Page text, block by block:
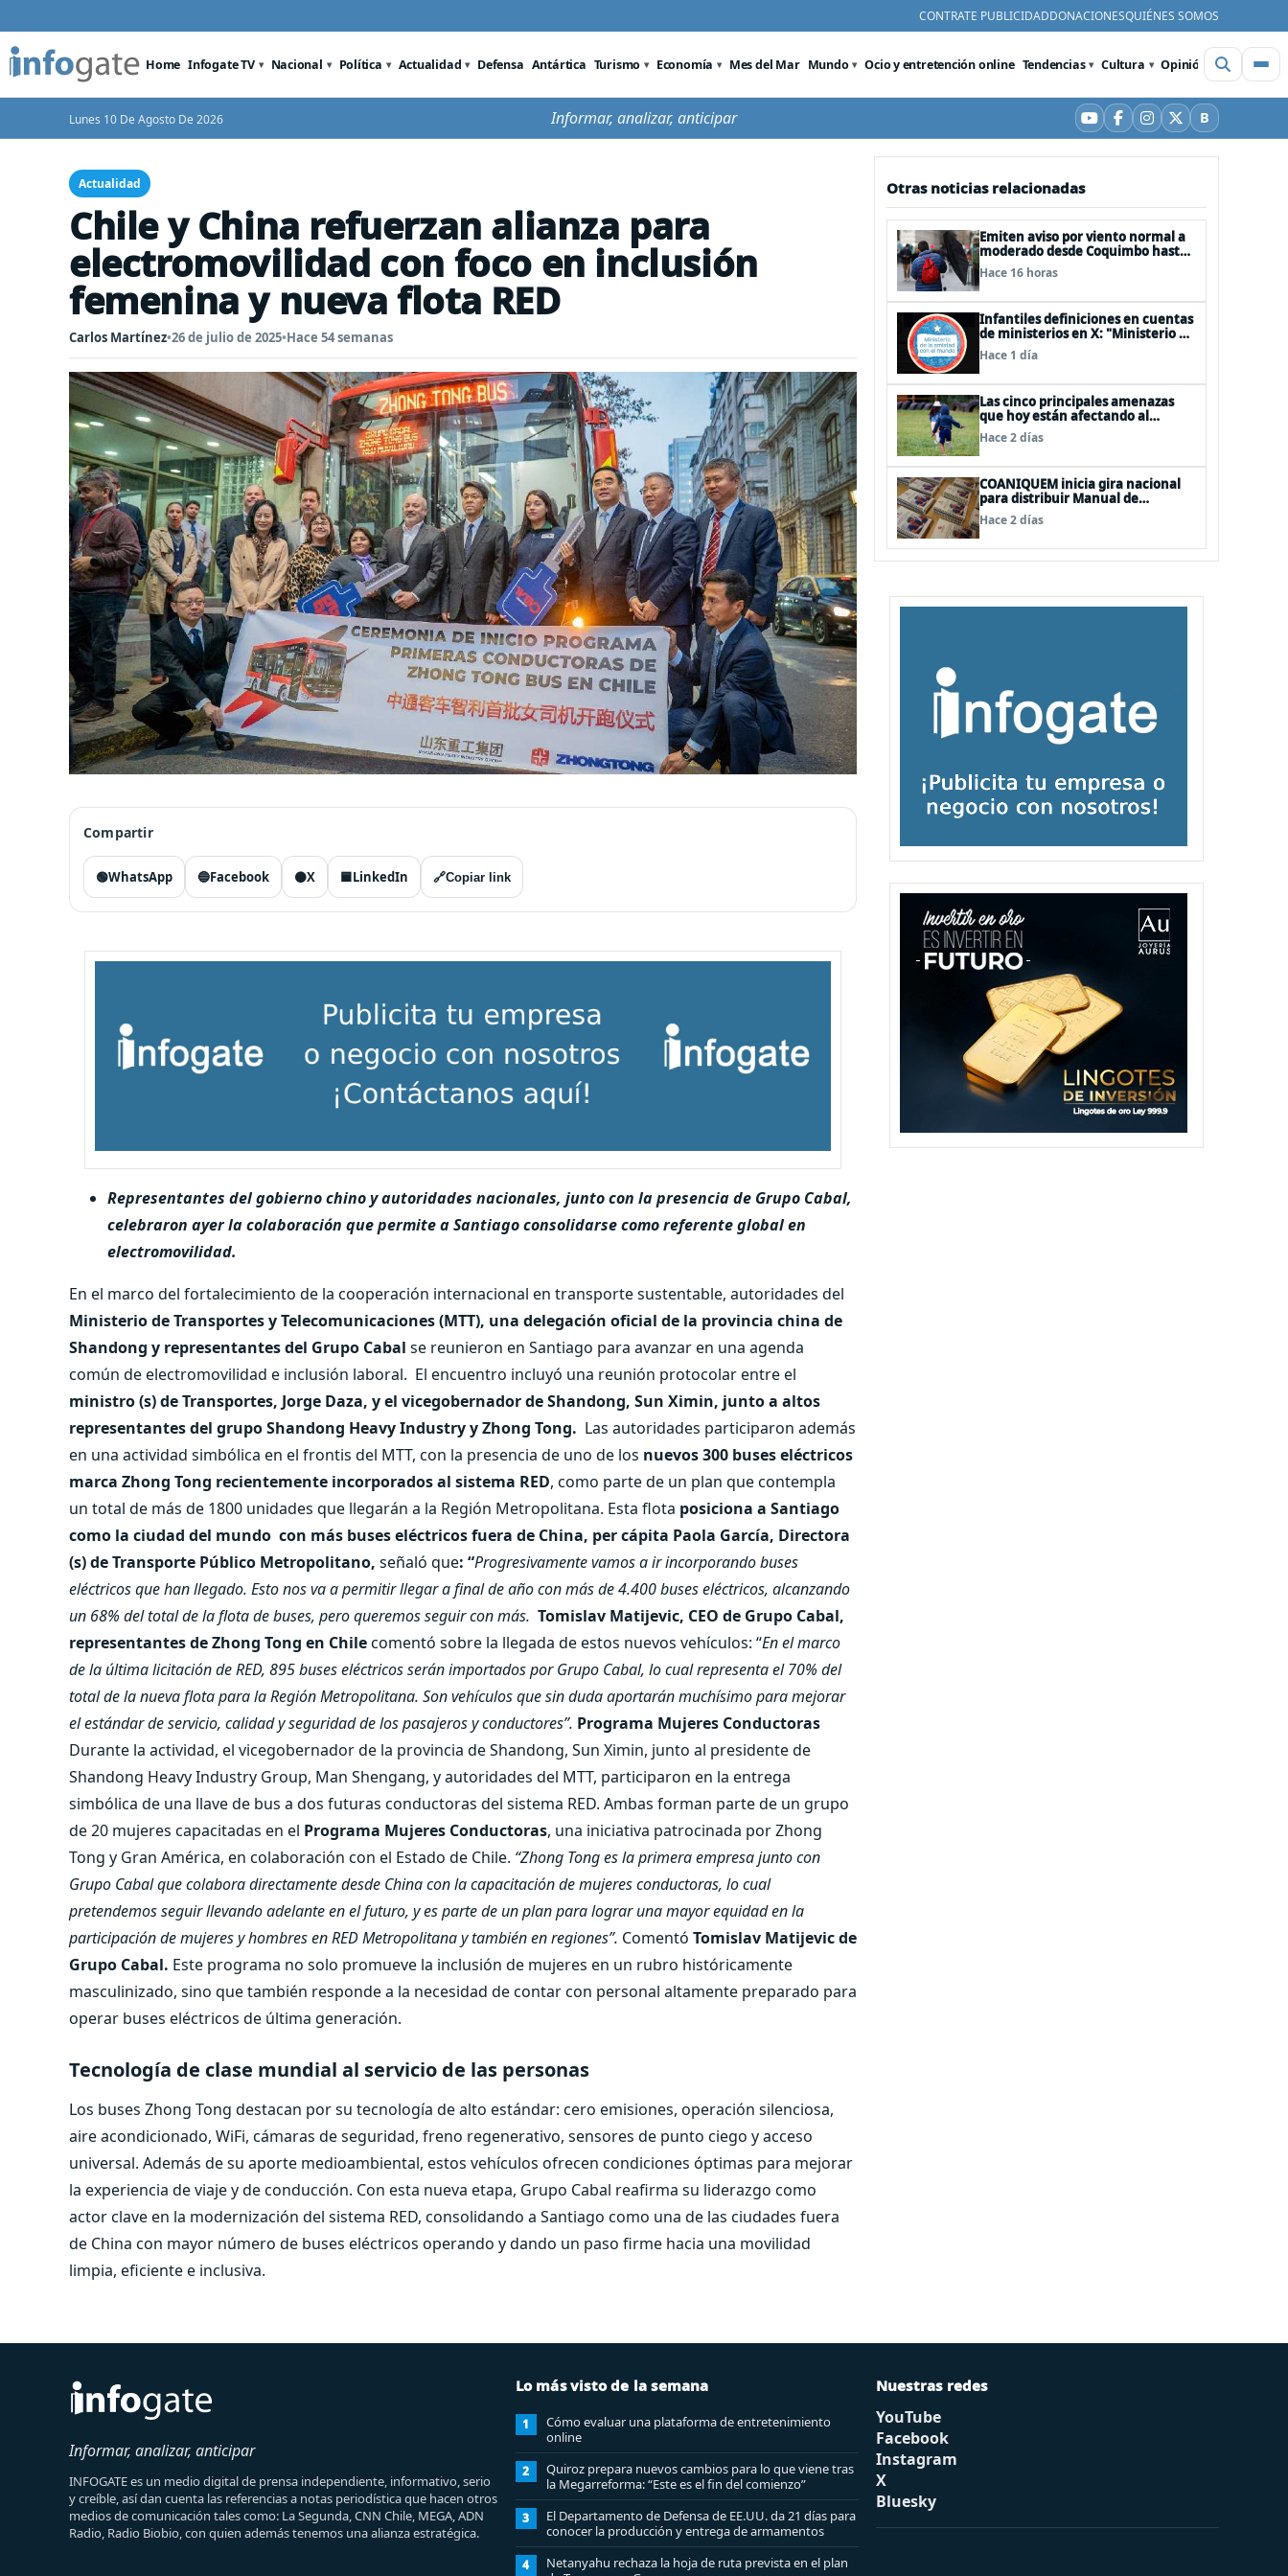
CONTRATE PUBLICIDADDONACIONESQUIÉNES SOMOS
Home Infogate TV Nacional Política Actualidad Defensa Antártica Turismo Economía Mes del Mar Mundo Ocio y entretención online Tendencias Cultura Opinión Videos
Lunes 10 De Agosto De 2026 Informar, analizar, anticipar YouTube
Facebook
Instagram
X BBluesky
Actualidad
Chile y China refuerzan alianza para
electromovilidad con foco en inclusión
femenina y nueva flota RED
Carlos Martínez•26 de julio de 2025•Hace 54 semanas
Compartir
🟢WhatsApp 🔵Facebook ⚫X 🟦LinkedIn 🔗Copiar link
Representantes del gobierno chino y autoridades nacionales, junto con la presencia de Grupo Cabal,
celebraron ayer la colaboración que permite a Santiago consolidarse como referente global en
electromovilidad.
En el marco del fortalecimiento de la cooperación internacional en transporte sustentable, autoridades del
Ministerio de Transportes y Telecomunicaciones (MTT), una delegación oficial de la provincia china de
Shandong y representantes del Grupo Cabal se reunieron en Santiago para avanzar en una agenda
común de electromovilidad e inclusión laboral. El encuentro incluyó una reunión protocolar entre el
ministro (s) de Transportes, Jorge Daza, y el vicegobernador de Shandong, Sun Ximin, junto a altos
representantes del grupo Shandong Heavy Industry y Zhong Tong. Las autoridades participaron además
en una actividad simbólica en el frontis del MTT, con la presencia de uno de los nuevos 300 buses eléctricos
marca Zhong Tong recientemente incorporados al sistema RED, como parte de un plan que contempla
un total de más de 1800 unidades que llegarán a la Región Metropolitana. Esta flota posiciona a Santiago
como la ciudad del mundo con más buses eléctricos fuera de China, per cápita Paola García, Directora
(s) de Transporte Público Metropolitano, señaló que: “Progresivamente vamos a ir incorporando buses
eléctricos que han llegado. Esto nos va a permitir llegar a final de año con más de 4.400 buses eléctricos, alcanzando
un 68% del total de la flota de buses, pero queremos seguir con más. Tomislav Matijevic, CEO de Grupo Cabal,
representantes de Zhong Tong en Chilecomentó sobre la llegada de estos nuevos vehículos: “En el marco
de la última licitación de RED, 895 buses eléctricos serán importados por Grupo Cabal, lo cual representa el 70% del
total de la nueva flota para la Región Metropolitana. Son vehículos que sin duda aportarán muchísimo para mejorar
el estándar de servicio, calidad y seguridad de los pasajeros y conductores”. Programa Mujeres Conductoras
Durante la actividad, el vicegobernador de la provincia de Shandong, Sun Ximin, junto al presidente de
Shandong Heavy Industry Group, Man Shengang, y autoridades del MTT, participaron en la entrega
simbólica de una llave de bus a dos futuras conductoras del sistema RED. Ambas forman parte de un grupo
de 20 mujeres capacitadas en el Programa Mujeres Conductoras, una iniciativa patrocinada por Zhong
Tong y Gran América, en colaboración con el Estado de Chile. “Zhong Tong es la primera empresa junto con
Grupo Cabal que colabora directamente desde China con la capacitación de mujeres conductoras, lo cual
pretendemos seguir llevando adelante en el futuro, y es parte de un plan para lograr una mayor equidad en la
participación de mujeres y hombres en RED Metropolitana y también en regiones”. Comentó Tomislav Matijevic de
Grupo Cabal. Este programa no solo promueve la inclusión de mujeres en un rubro históricamente
masculinizado, sino que también responde a la necesidad de contar con personal altamente preparado para
operar buses eléctricos de última generación.
Tecnología de clase mundial al servicio de las personas
Los buses Zhong Tong destacan por su tecnología de alto estándar: cero emisiones, operación silenciosa,
aire acondicionado, WiFi, cámaras de seguridad, freno regenerativo, sensores de punto ciego y acceso
universal. Además de su aporte medioambiental, estos vehículos ofrecen condiciones óptimas para mejorar
la experiencia de viaje y de conducción. Con esta nueva etapa, Grupo Cabal reafirma su liderazgo como
actor clave en la modernización del sistema RED, consolidando a Santiago como una de las ciudades fuera
de China con mayor número de buses eléctricos operando y dando un paso firme hacia una movilidad
limpia, eficiente e inclusiva.
Otras noticias relacionadas
Emiten aviso por viento normal a
moderado desde Coquimbo hasta
Los Lagos
Hace 16 horas
Infantiles definiciones en cuentas
de ministerios en X: "Ministerio de
Cuidar la Plata", "Ministerio de la
amistad..."
Hace 1 día
Las cinco principales amenazas
que hoy están afectando al
desarrollo de los niños en Chile
Hace 2 días
COANIQUEM inicia gira nacional
para distribuir Manual de
Quemaduras a profesionales de la
salud
Hace 2 días
Informar, analizar, anticipar
INFOGATE es un medio digital de prensa independiente, informativo, serio
y creíble, así dan cuenta las referencias a notas periodística que hacen otros
medios de comunicación tales como: La Segunda, CNN Chile, MEGA, ADN
Radio, Radio Biobio, con quien además tenemos una alianza estratégica.
Lo más visto de la semana
1
Cómo evaluar una plataforma de entretenimiento
online
2
Quiroz prepara nuevos cambios para lo que viene tras
la Megarreforma: “Este es el fin del comienzo”
3
El Departamento de Defensa de EE.UU. da 21 días para
conocer la producción y entrega de armamentos
4
Netanyahu rechaza la hoja de ruta prevista en el plan
Nuestras redes
YouTube
Facebook
Instagram
X
Bluesky